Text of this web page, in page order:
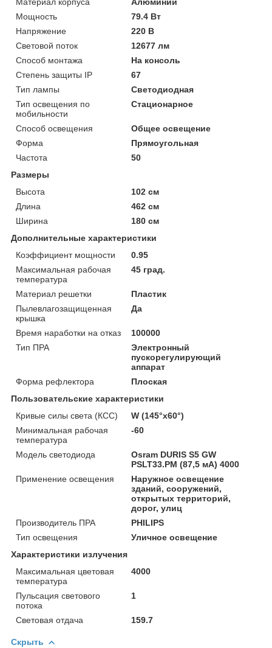
Мощность
79.4 Вт
Напряжение
220 В
Световой поток
12677 лм
Способ монтажа
На консоль
Степень защиты IP
67
Тип лампы
Светодиодная
Тип освещения по
мобильности
Стационарное
Способ освещения
Общее освещение
Форма
Прямоугольная
Частота
50
Размеры
Высота
102 см
Длина
462 см
Ширина
180 см
Дополнительные характеристики
Коэффициент мощности
0.95
Максимальная рабочая
температура
45 град.
Материал решетки
Пластик
Пылевлагозащищенная
крышка
Да
Время наработки на отказ
100000
Тип ПРА
Электронный
пускорегулирующий
аппарат
Форма рефлектора
Плоская
Пользовательские характеристики
Кривые силы света (КСС)
W (145°х60°)
Минимальная рабочая
температура
-60
Модель светодиода
Osram DURIS S5 GW
PSLT33.PM (87,5 мА) 4000
Применение освещения
Наружное освещение
зданий, сооружений,
открытых территорий,
дорог, улиц
Производитель ПРА
PHILIPS
Тип освещения
Уличное освещение
Характеристики излучения
Максимальная цветовая
температура
4000
Пульсация светового
потока
1
Световая отдача 159.7
Скрыть